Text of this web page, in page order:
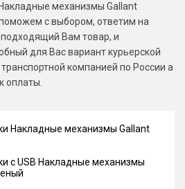
механизмы Gallant
с выбором, ответим на
Вам товар, и
для Вас вариант курьерской
компанией по России а
оплаты.
Накладные механизмы Gallant
с USB Накладные механизмы